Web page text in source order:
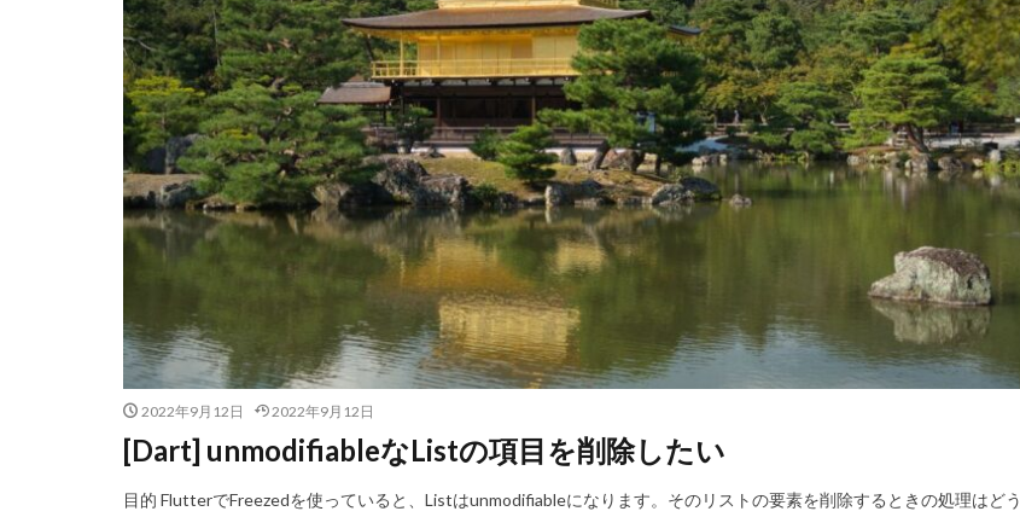
2022年9月12日 2022年9月12日
[Dart] unmodifiableなListの項目を削除したい
目的 FlutterでFreezedを使っていると、Listはunmodifiableになります。そのリストの要素を削除するときの処理はどう